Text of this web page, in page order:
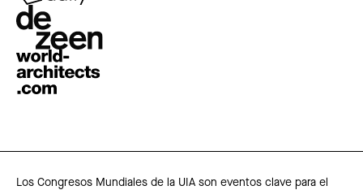
Los Congresos Mundiales de la UIA son eventos clave para el